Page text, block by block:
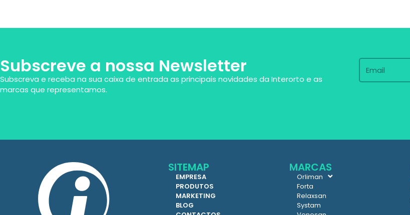
Subscreve a nossa Newsletter
Subscreva e receba na sua caixa de entrada as principais novidades da Interorto e as
marcas que representamos.
SITEMAP
EMPRESA
PRODUTOS
MARKETING
BLOG
MARCAS
Orliman
Forta
Relaxsan
Systam